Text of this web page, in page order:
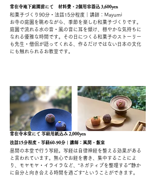
常在寺地下庭園前にて 材料費・2個用容器込 3,600yen
和菓子づくり90分・法話15分程度｜講師：Mayumi
お寺の庭園を眺めながら、季節を楽しむ和菓子づくりです。
庭園で流れる水の音・風の音に耳を傾け、 穏やかな気持ちに
なれる優雅な時間です。その日につくる和菓子のストーリー
も先生・僧侶が語ってくれる、作るだけではない日本の文化
にも触れられるお教室です。
第３ 日曜日 15
:00より
-SYAKYO- 写経
常在寺本堂にて 写経用紙込み 2,000yen
法話15分程度・写経60-90分｜講師：風間・飯室
昼間の本堂で行う写経。写経は 自律神経を整える効果がある
と言われています。無心でお経を書き、集中することによ
り、モヤモヤ・イライラなど、”ネガティブを整理する”"静か
に自分と向き合える時間を過ごす”ということができます。